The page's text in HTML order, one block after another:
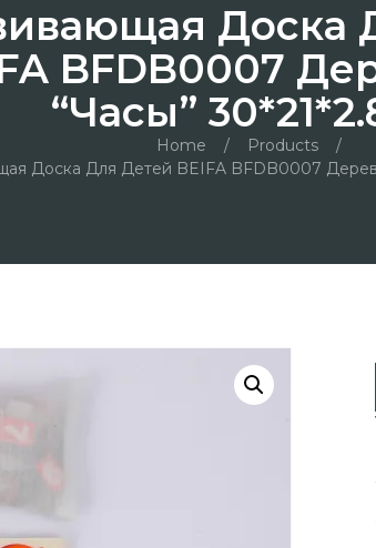
Доска
BFDB0007
“часы”
Home / Products
/
Доска Для Детей BEIFA BFDB0007